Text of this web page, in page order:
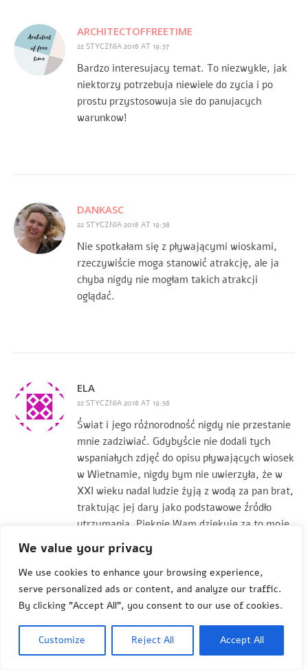
We value your privacy
We use cookies to enhance your browsing experience,
serve personalized ads or content, and analyze our traffic.
By clicking "Accept All", you consent to our use of cookies.
Customize Reject All Accept All
ARCHITECTOFFREETIME
22 STYCZNIA 2018 AT 19:37
Bardzo interesujacy temat. To niezwykle, jak
niektorzy potrzebuja niewiele do zycia i po
prostu przystosowuja sie do panujacych
warunkow!
DANKASC
22 STYCZNIA 2018 AT 19:38
Nie spotkałam się z pływającymi wioskami,
rzeczywiście moga stanowić atrakcję, ale ja
chyba nigdy nie mogłam takich atrakcji
oglądać.
ELA
22 STYCZNIA 2018 AT 19:58
Świat i jego różnorodność nigdy nie przestanie
mnie zadziwiać. Gdybyście nie dodali tych
wspaniałych zdjęć do opisu pływających wiosek
w Wietnamie, nigdy bym nie uwierzyła, że w
XXI wieku nadal ludzie żyją z wodą za pan brat,
traktując jej dary jako podstawowe źródło
utrzymania. Pięknie Wam dziękuję za to moje
dzisiejsze zdziwienie światem…
22 STYCZNIA 2018 AT 20:06